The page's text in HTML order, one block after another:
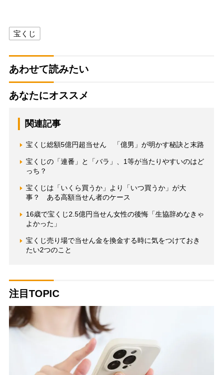
宝くじ
あわせて読みたい
あなたにオススメ
関連記事
宝くじ総額5億円超当せん 「億男」が明かす秘訣と末路
宝くじの「連番」と「バラ」、1等が当たりやすいのはど
っち？
宝くじは「いくら買うか」より「いつ買うか」が大
事？ ある高額当せん者のケース
16歳で宝くじ2.5億円当せん女性の後悔「生協辞めなきゃ
よかった」
宝くじ売り場で当せん金を換金する時に気をつけておき
たい2つのこと
注目TOPIC